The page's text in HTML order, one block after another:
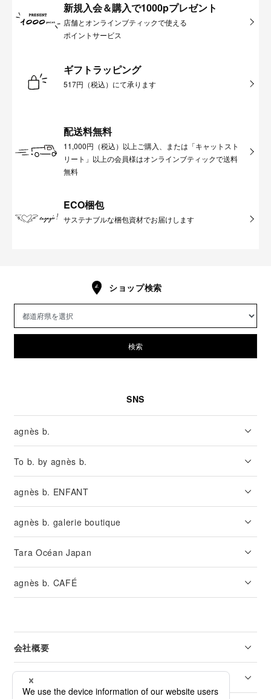
新規入会＆購入で1000pプレゼント
店舗とオンラインブティックで使える
ポイントサービス
ギフトラッピング
517円（税込）にて承ります
配送料無料
11,000円（税込）以上ご購入、または「キャットスト
リート」以上の会員様はオンラインブティックで送料
無料
ECO梱包
サステナブルな梱包資材でお届けします
ショップ検索
検索
SNS
agnès b.
To b. by agnès b.
agnès b. ENFANT
agnès b. galerie boutique
Tara Océan Japan
agnès b. CAFÉ
会社概要
リーガル